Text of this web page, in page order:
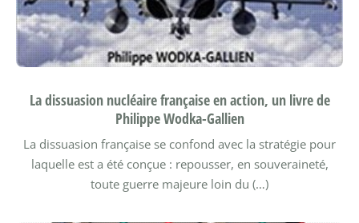
La dissuasion nucléaire française en action, un livre de
Philippe Wodka-Gallien
La dissuasion française se confond avec la stratégie pour
laquelle est a été conçue : repousser, en souveraineté,
toute guerre majeure loin du (…)